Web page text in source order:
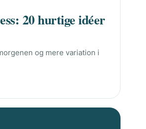
20 hurtige idéer
og mere variation i